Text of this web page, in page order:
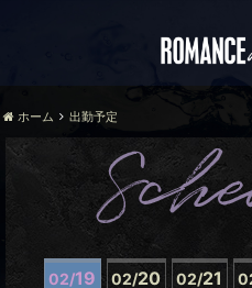
ホーム 出勤予定
02/19 02/20 02/21